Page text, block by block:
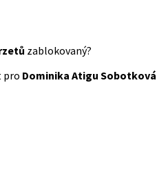
zablokovaný?
pro Dominika Atigu Sobotková